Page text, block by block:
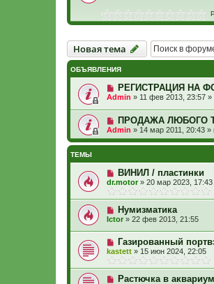
Новая тема
Новаятема
ОБЪЯВЛЕНИЯ
РЕГИСТРАЦИЯ НА
Admin » 11 фев 2013, 23:57 »
ПРОДАЖА ЛЮБОГО
Admin » 14 мар 2011, 20:43 »
ТЕМЫ
ВИНИЛ / пластинки
dr.motor» 20 мар 2023, 17:43
Нумизматика
Ictor » 22 фев 2013, 21:55
Газированный
kastett » 15 июн 2024, 22:05
Растючка в аквариум